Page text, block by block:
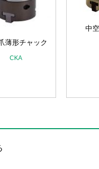
薄形チャック
CKA
中